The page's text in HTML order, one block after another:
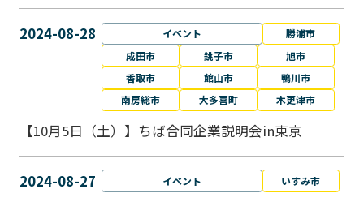
2024-08-28 イベント
勝浦市
成田市
銚子市
旭市
香取市
館山市
鴨川市
南房総市
大多喜町 木更津市
【10月5日（土）】ちば合同企業説明会in東京
2024-08-27 イベント いすみ市